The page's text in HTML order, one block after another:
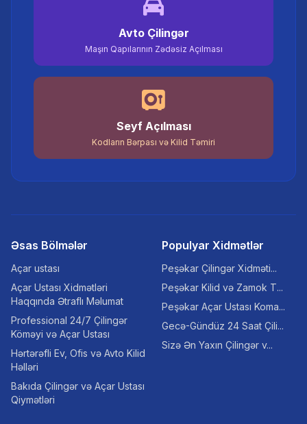
Avto Çilingər
Maşın Qapılarının Zədəsiz Açılması
Seyf Açılması
Kodların Bərpası və Kilid Təmiri
Əsas Bölmələr
Açar ustası
Açar Ustası Xidmətləri
Haqqında Ətraflı Məlumat
Professional 24/7 Çilingər
Köməyi və Açar Ustası
Hərtərəfli Ev, Ofis və Avto Kilid
Həlləri
Bakıda Çilingər və Açar Ustası
Qiymətləri
Populyar Xidmətlər
Peşəkar Çilingər Xidməti...
Peşəkar Kilid və Zamok T...
Peşəkar Açar Ustası Koma...
Gecə-Gündüz 24 Saat Çili...
Sizə Ən Yaxın Çilingər v...